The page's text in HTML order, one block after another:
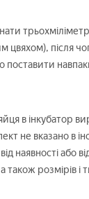
цвяхом), після
поставити
в інкубатор
не вказано в
наявності або
також розмірів і